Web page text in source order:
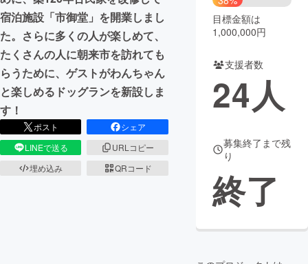
CAMPFIREふるさと納税 machi-ya コミュニティ
宿泊施設「市御堂」を開業しまし
た。さらに多くの人が楽しめて、
たくさんの人に朝来市を訪れても
らうために、ゲストがわんちゃん
と楽しめるドッグランを新設しま
す！
ポスト
シェア
LINEで送る
URLコピー
埋め込み
QRコード
目標金額は
1,000,000円
支援者数
24人
募集終了まで残
り
終了